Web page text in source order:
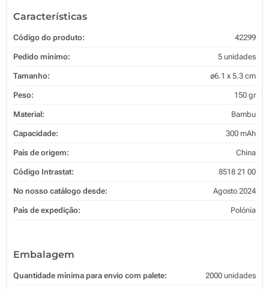
Características
Código do produto: 42299
Pedido mínimo: 5 unidades
Tamanho: ø6.1 x 5.3 cm
Peso: 150 gr
Material: Bambu
Capacidade: 300 mAh
País de origem: China
Código Intrastat: 8518 21 00
No nosso catálogo desde: Agosto 2024
País de expedição: Polónia
Embalagem
Quantidade mínima para envio com palete: 2000 unidades